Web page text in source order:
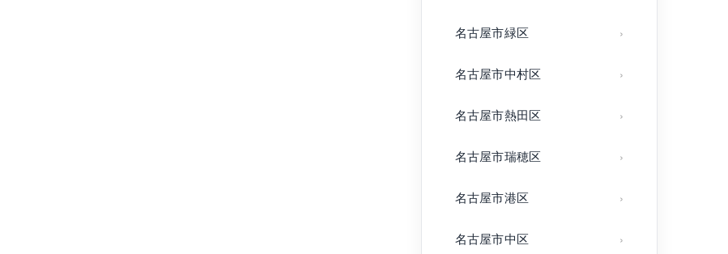
名古屋市緑区
名古屋市中村区
名古屋市熱田区
名古屋市瑞穂区
名古屋市港区
名古屋市中区